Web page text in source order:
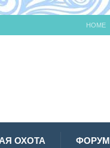
HOME
ОХОТА ФОРУМ